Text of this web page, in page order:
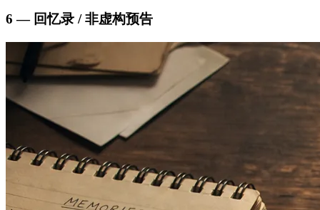
6 — 回忆录 / 非虚构预告